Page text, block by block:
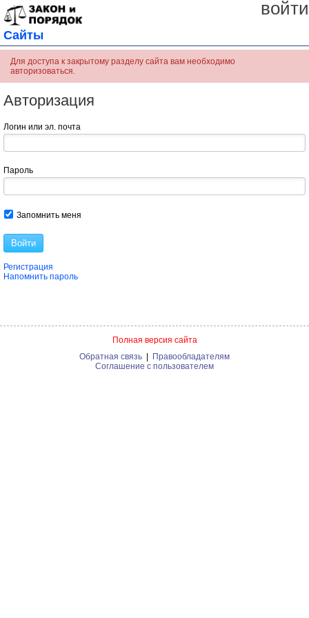
войти
Сайты
Для доступа к закрытому разделу сайта вам необходимо
авторизоваться.
Авторизация
Логин или эл. почта
Пароль
Запомнить меня
Войти
Регистрация
Напомнить пароль
Полная версия сайта
Обратная связь
Правообладателям
Соглашение с пользователем